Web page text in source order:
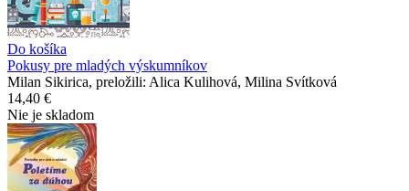
Do košíka
Pokusy pre mladých výskumníkov
Milan Sikirica, preložili: Alica Kulihová, Milina Svítková
14,40 €
Nie je skladom